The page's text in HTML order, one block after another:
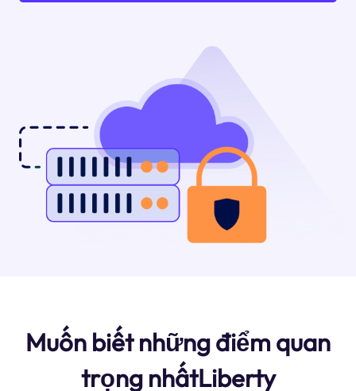
Muốn biết những điểm quan
trọng nhấtLiberty